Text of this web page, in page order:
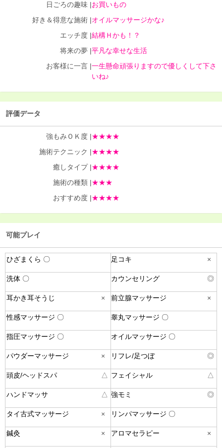
日ごろの趣味 |お買いもの
好き＆得意な施術 |オイルマッサージかな♪
エッチ度 |結構Ｈかも！？
将来の夢 |平凡な幸せな生活
お客様に一言 |一生懸命頑張りますので優しくして下さ
いね♪
評価データ
強もみＯＫ度 |★★★★
施術テクニック |★★★★
癒しタイプ |★★★★
施術の種類 |★★★
おすすめ度 |★★★★
可能プレイ
ひざまくら 〇 足コキ ×
洗体 〇 カウンセリング ◎
耳かき耳そうじ × 前立腺マッサージ ×
性感マッサージ 〇 睾丸マッサージ 〇
指圧マッサージ 〇 オイルマッサージ 〇
パウダーマッサージ × リフレ/足つぼ ◎
頭皮/ヘッドスパ △ フェイシャル △
ハンドマッサ △ 強モミ ◎
タイ古式マッサージ × リンパマッサージ 〇
鍼灸 × アロマセラピー ×